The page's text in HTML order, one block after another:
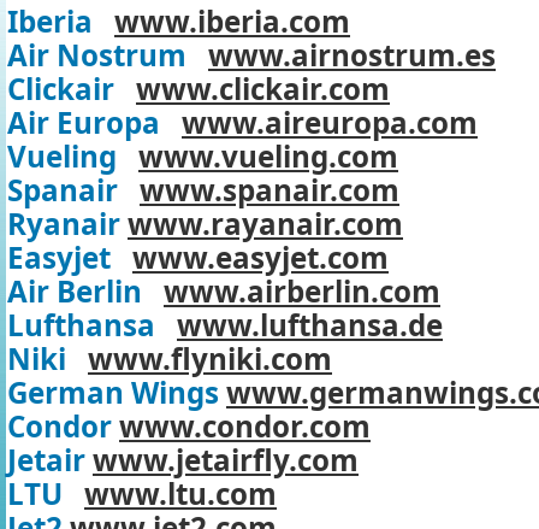
Iberia www.iberia.com
Air Nostrum www.airnostrum.es
Clickair www.clickair.com
Air Europa www.aireuropa.com
Vueling www.vueling.com
Spanair www.spanair.com
Ryanairwww.rayanair.com
Easyjet www.easyjet.com
Air Berlin www.airberlin.com
Lufthansa www.lufthansa.de
Niki www.flyniki.com
German Wings
Condorwww.condor.com
Jetairwww.jetairfly.com
LTU www.ltu.com